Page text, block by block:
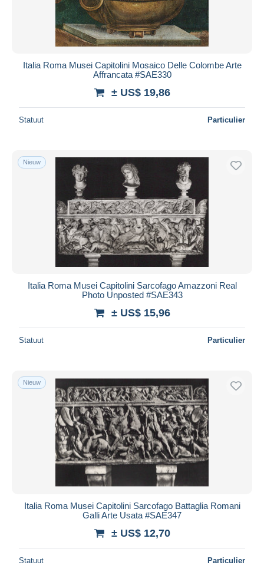
Italia Roma Musei Capitolini Mosaico Delle Colombe Arte
Affrancata #SAE330
± US$ 19,86
Statuut Particulier
Nieuw
Italia Roma Musei Capitolini Sarcofago Amazzoni Real
Photo Unposted #SAE343
± US$ 15,96
Statuut Particulier
Nieuw
Italia Roma Musei Capitolini Sarcofago Battaglia Romani
Galli Arte Usata #SAE347
± US$ 12,70
Statuut Particulier